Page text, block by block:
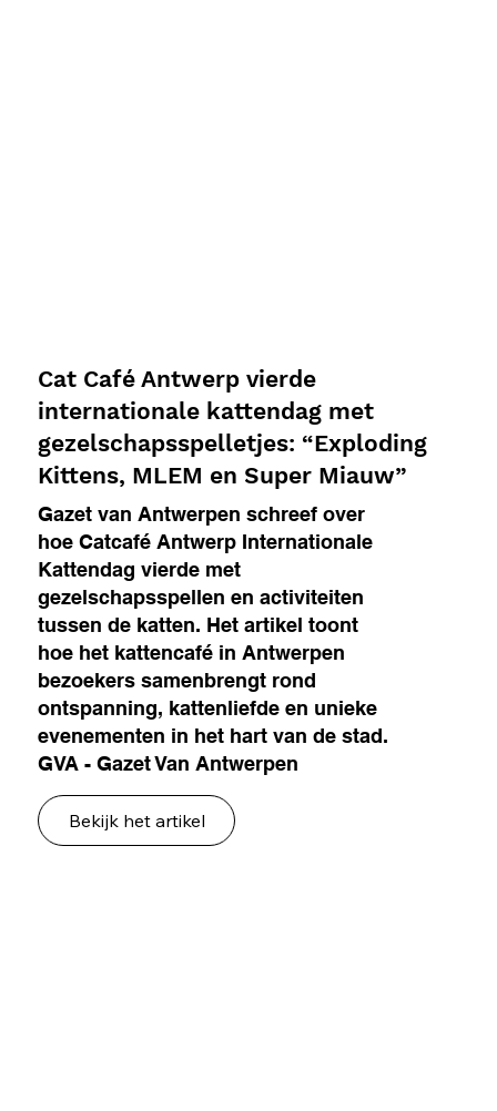
Cat Café Antwerp vierde
internationale kattendag met
gezelschapsspelletjes: “Exploding
Kittens, MLEM en Super Miauw”
Gazet van Antwerpen schreef over
hoe Catcafé Antwerp Internationale
Kattendag vierde met
gezelschapsspellen en activiteiten
tussen de katten. Het artikel toont
hoe het kattencafé in Antwerpen
bezoekers samenbrengt rond
ontspanning, kattenliefde en unieke
evenementen in het hart van de stad.
GVA - Gazet Van Antwerpen